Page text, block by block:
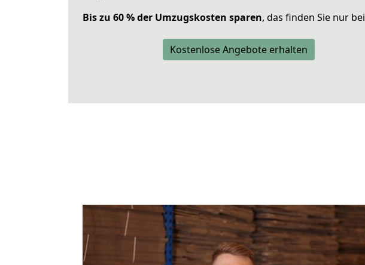
Bis zu 60 % der Umzugskosten sparen, das finden Sie nur
Kostenlose Angebote erhalten